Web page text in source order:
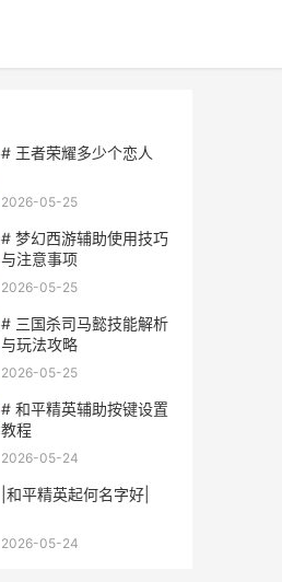
# 王者荣耀多少个恋人
2026-05-25
# 梦幻西游辅助使用技巧
与注意事项
2026-05-25
# 三国杀司马懿技能解析
与玩法攻略
2026-05-25
# 和平精英辅助按键设置
教程
2026-05-24
|和平精英起何名字好|
2026-05-24